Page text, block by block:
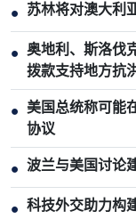
● 苏林将对澳大利
● 奥地利、斯洛伐
拨款支持地方抗
● 美国总统称可能
协议
● 波兰与美国讨论
● 科技外交助力构